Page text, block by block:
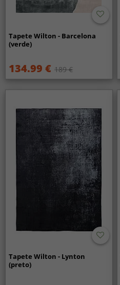
Tapete Wilton - Barcelona
(verde)
134.99 € 189 €
Tapete Wilton - Lynton
(preto)